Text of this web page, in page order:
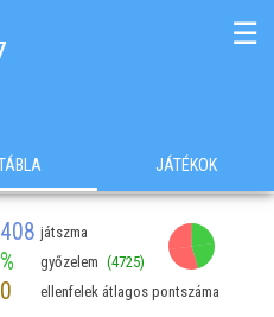
☰
JÁTÉKOK
játszma
győzelem (4725)
ellenfelek átlagos pontszáma